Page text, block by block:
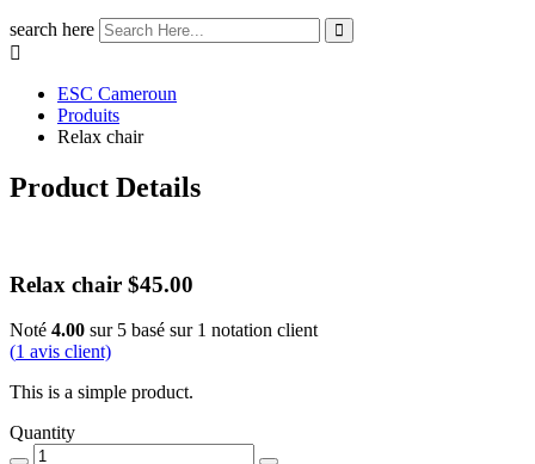
search here
ESC Cameroun
Produits
Relax chair
Product Details
Relax chair $45.00
Noté 4.00 sur 5 basé sur 1 notation client
(1 avis client)
This is a simple product.
Quantity
Relax